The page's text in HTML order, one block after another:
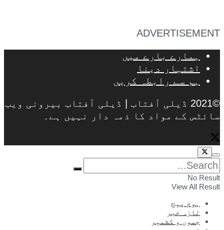
ADVERTISEMENT
ہمارے بارے میں
اشتہار دینا
ہم سے رابطہ کریں
©2021 ڈیلی آفتاب | ڈیلی آفتاب بیرونی ویب
سائٹس کے مواد کا ذمہ دار نہیں ہے۔
No Result
View All Result
ہوم پیج
تازہ خبر
جموں و کشمیر